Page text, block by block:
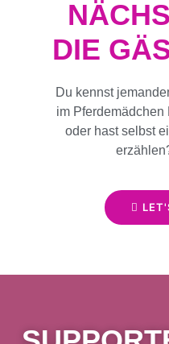
DIE
Du kennst
im
oder hast selbst